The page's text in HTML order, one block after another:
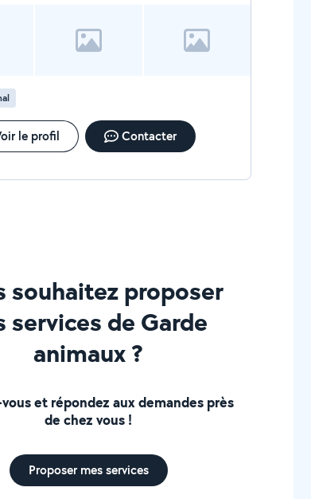
à me contacter pour plus de
!
le profil Contacter
souhaitez proposer
services de Garde
animaux ?
et répondez aux demandes près
de chez vous !
Proposer mes services